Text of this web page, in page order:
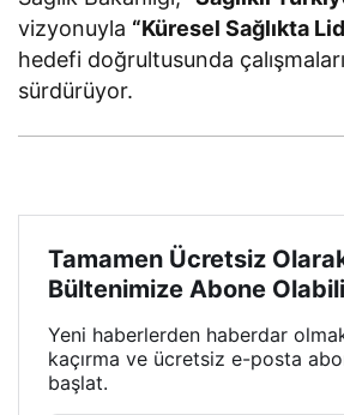
vizyonuyla “Küresel Sağlıkta
hedefi doğrultusunda
sürdürüyor.
Tamamen Ücretsiz
Bültenimize Abone
Yeni haberlerden haberdar
kaçırma ve ücretsiz e-posta
başlat.